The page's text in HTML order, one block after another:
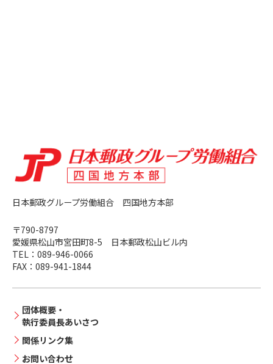
日本郵政グループ労働組合 四国地方本部
〒790-8797
愛媛県松⼭市宮⽥町8-5 日本郵政松山ビル内
TEL： 089-946-0066
FAX： 089-941-1844
団体概要・
執行委員長あいさつ
関係リンク集
お問い合わせ